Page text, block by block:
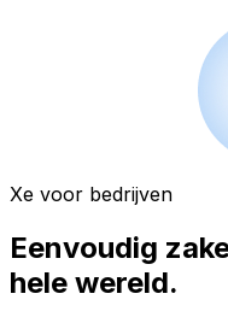
Xe voor bedrijven
Eenvoudig
hele wereld.